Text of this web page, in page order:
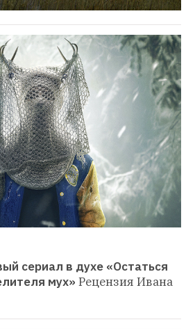
сериал в духе «Остаться
мух» Рецензия Ивана